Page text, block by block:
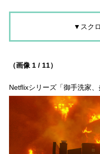
▼スク
（画像 1 / 11）
Netflixシリーズ「御手洗家